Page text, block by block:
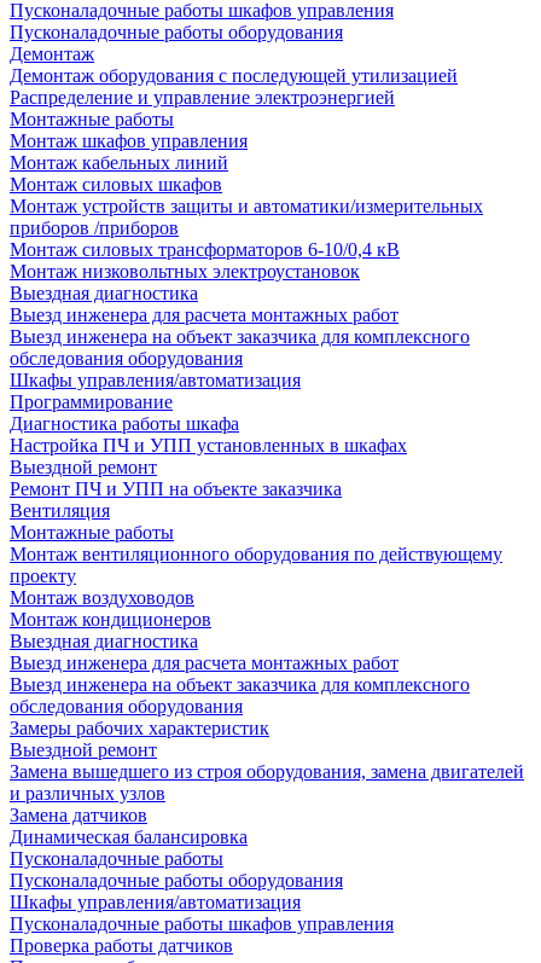
Пусконаладочные работы шкафов управления
Пусконаладочные работы оборудования
Демонтаж
Демонтаж оборудования с последующей утилизацией
Распределение и управление электроэнергией
Монтажные работы
Монтаж шкафов управления
Монтаж кабельных линий
Монтаж силовых шкафов
Монтаж устройств защиты и автоматики/измерительных
приборов /приборов
Монтаж силовых трансформаторов 6-10/0,4 кВ
Монтаж низковольтных электроустановок
Выездная диагностика
Выезд инженера для расчета монтажных работ
Выезд инженера на объект заказчика для комплексного
обследования оборудования
Шкафы управления/автоматизация
Программирование
Диагностика работы шкафа
Настройка ПЧ и УПП установленных в шкафах
Выездной ремонт
Ремонт ПЧ и УПП на объекте заказчика
Вентиляция
Монтажные работы
Монтаж вентиляционного оборудования по действующему
проекту
Монтаж воздуховодов
Монтаж кондиционеров
Выездная диагностика
Выезд инженера для расчета монтажных работ
Выезд инженера на объект заказчика для комплексного
обследования оборудования
Замеры рабочих характеристик
Выездной ремонт
Замена вышедшего из строя оборудования, замена двигателей
и различных узлов
Замена датчиков
Динамическая балансировка
Пусконаладочные работы
Пусконаладочные работы оборудования
Шкафы управления/автоматизация
Пусконаладочные работы шкафов управления
Проверка работы датчиков